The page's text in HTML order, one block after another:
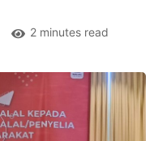
2 minutes read